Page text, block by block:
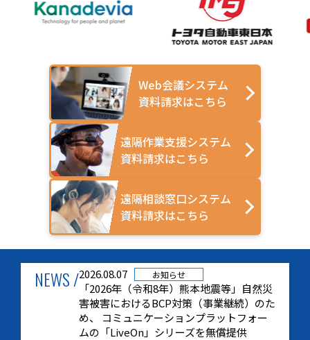
Web会議システム
資料請求はこちら
遠隔作業支援システム
資料請求はこちら
遠隔相談窓口システム
資料請求はこちら
NEWS /2026.08.07 お知らせ
「2026年（令和8年）熊本地震等」自然災
害被害におけるBCP対策（事業継続）のた
め、 コミュニケーションプラットフォー
ムの「LiveOn」シリーズを無償提供